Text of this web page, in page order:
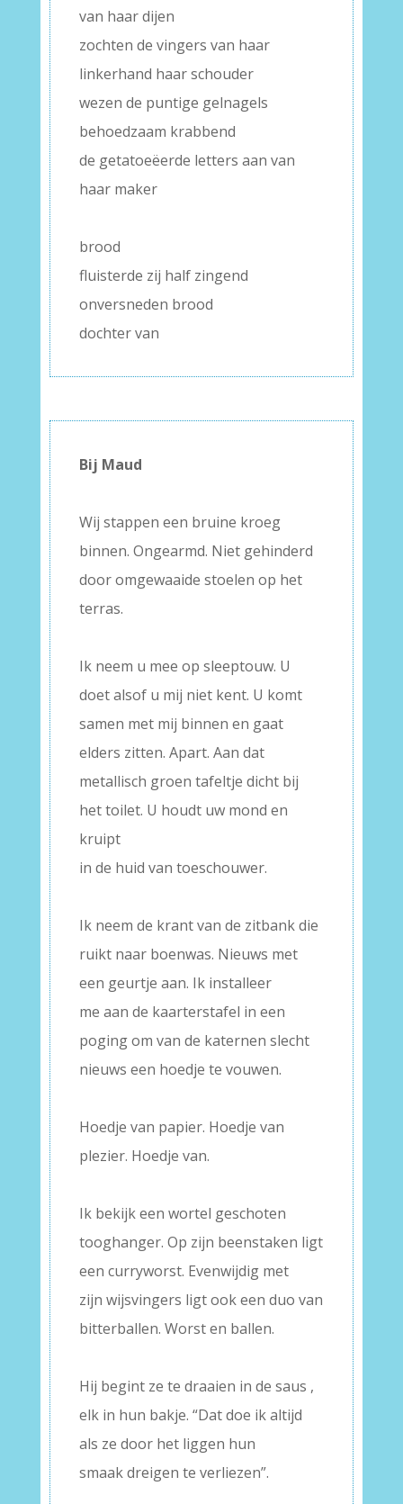
van haar dijen
zochten de vingers van haar
linkerhand haar schouder
wezen de puntige gelnagels
behoedzaam krabbend
de getatoeëerde letters aan van
haar maker
brood
fluisterde zij half zingend
onversneden brood
dochter van
Bij Maud
Wij stappen een bruine kroeg
binnen. Ongearmd. Niet gehinderd
door omgewaaide stoelen op het
terras.
Ik neem u mee op sleeptouw. U
doet alsof u mij niet kent. U komt
samen met mij binnen en gaat
elders zitten. Apart. Aan dat
metallisch groen tafeltje dicht bij
het toilet. U houdt uw mond en
kruipt
in de huid van toeschouwer.
Ik neem de krant van de zitbank die
ruikt naar boenwas. Nieuws met
een geurtje aan. Ik installeer
me aan de kaarterstafel in een
poging om van de katernen slecht
nieuws een hoedje te vouwen.
Hoedje van papier. Hoedje van
plezier. Hoedje van.
Ik bekijk een wortel geschoten
tooghanger. Op zijn beenstaken ligt
een curryworst. Evenwijdig met
zijn wijsvingers ligt ook een duo van
bitterballen. Worst en ballen.
Hij begint ze te draaien in de saus ,
elk in hun bakje. “Dat doe ik altijd
als ze door het liggen hun
smaak dreigen te verliezen”.